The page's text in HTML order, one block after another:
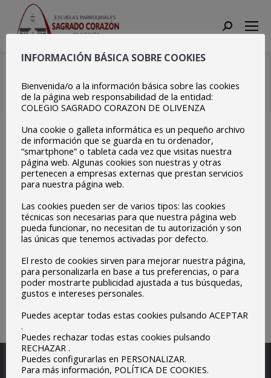
Search:
Estás aquí:
Inicio 20221115_101857
Escuelas Parroquiales Sagrado Corazón de Olivenza.
Legal
INFORMACIÓN BÁSICA SOBRE COOKIES
Bienvenida/o a la información básica sobre las cookies
de la página web responsabilidad de la entidad:
COLEGIO SAGRADO CORAZON DE OLIVENZA
Una cookie o galleta informática es un pequeño archivo
de información que se guarda en tu ordenador,
“smartphone” o tableta cada vez que visitas nuestra
página web. Algunas cookies son nuestras y otras
pertenecen a empresas externas que prestan servicios
para nuestra página web.
Las cookies pueden ser de varios tipos: las cookies
técnicas son necesarias para que nuestra página web
pueda funcionar, no necesitan de tu autorización y son
las únicas que tenemos activadas por defecto.
El resto de cookies sirven para mejorar nuestra página,
para personalizarla en base a tus preferencias, o para
poder mostrarte publicidad ajustada a tus búsquedas,
gustos e intereses personales.
Puedes aceptar todas estas cookies pulsando ACEPTAR
.
Puedes rechazar todas estas cookies pulsando
RECHAZAR .
Puedes configurarlas en PERSONALIZAR.
Para más información, POLÍTICA DE COOKIES.